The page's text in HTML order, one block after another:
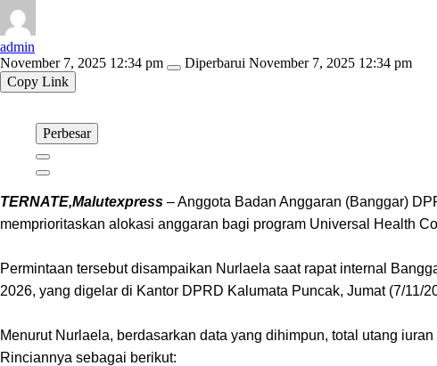
admin
November 7, 2025 12:34 pm
Diperbarui November 7, 2025 12:34 pm
Copy Link
Perbesar
TERNATE,Malutexpress – Anggota Badan Anggaran (Banggar)
memprioritaskan alokasi anggaran bagi program Universal Health
Permintaan tersebut disampaikan Nurlaela saat rapat internal
2026, yang digelar di Kantor DPRD Kalumata Puncak, Jumat (7/11/
Menurut Nurlaela, berdasarkan data yang dihimpun, total utang
Rinciannya sebagai berikut: